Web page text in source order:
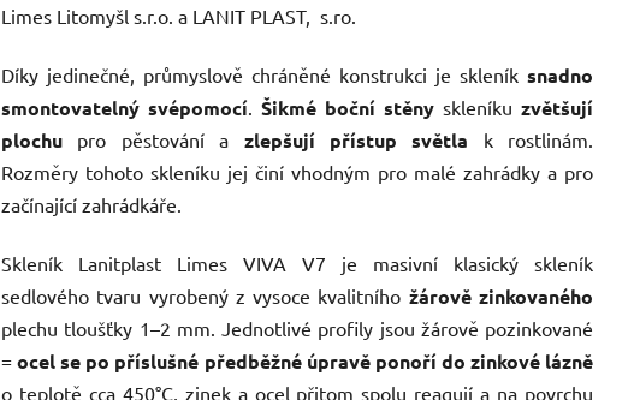
Limes Litomyšl s.r.o. a LANIT PLAST, s.ro.
Díky jedinečné, průmyslově chráněné konstrukci je skleníksnadno
smontovatelný svépomocí.Šikmé boční stěny skleníkuzvětšují
plochu pro pěstování a zlepšují přístup světla k rostlinám.
Rozměry tohoto skleníku jej činí vhodným pro malé zahrádky a pro
začínající zahrádkáře.
Skleník Lanitplast Limes VIVA V7 je masivní klasický skleník
sedlového tvaru vyrobený z vysoce kvalitního žárově zinkovaného
plechu tloušťky 1–2 mm. Jednotlivé profily jsou žárově pozinkované
=ocel se po příslušné předběžné úpravě ponoří do zinkové lázně
o teplotě cca 450°C, zinek a ocel přitom spolu reagují a na povrchu